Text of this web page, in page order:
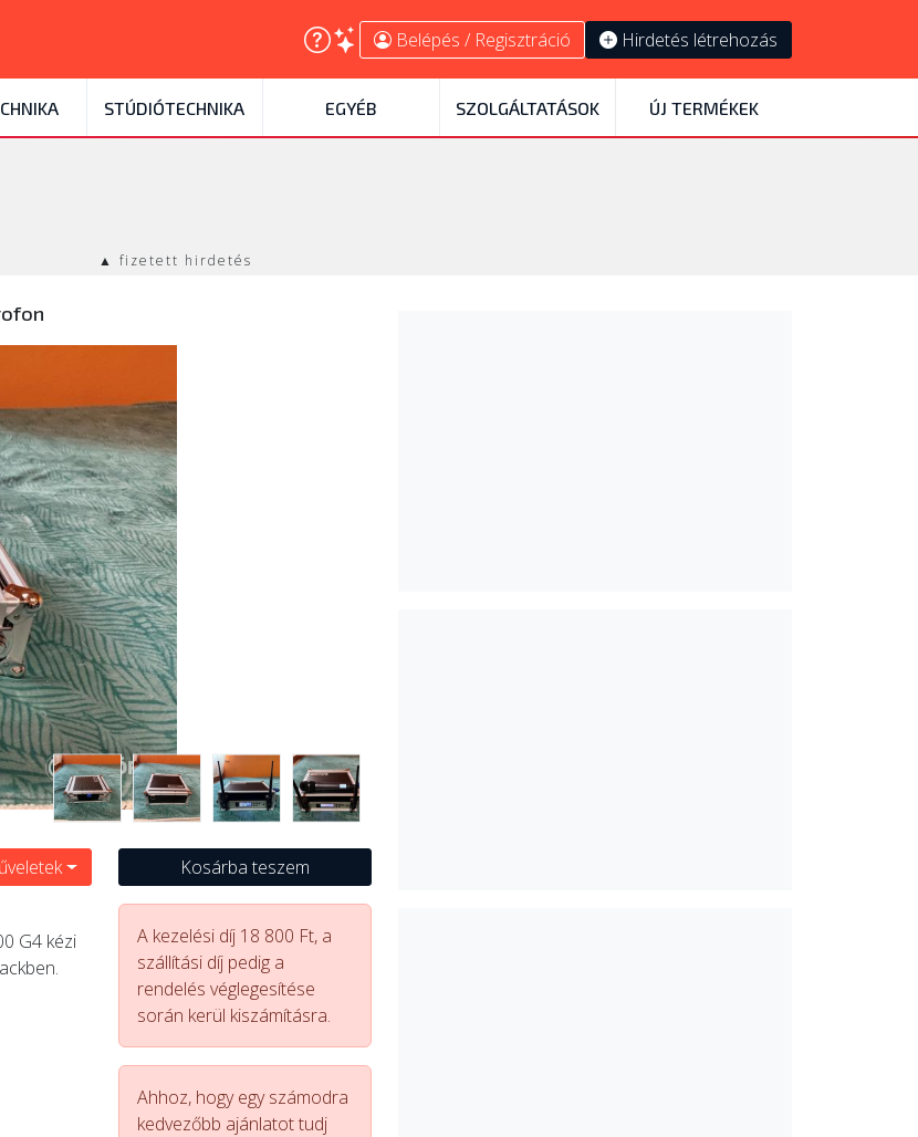
Belépés / Regisztráció Hirdetés létrehozás
STÚDIÓTECHNIKA EGYÉB SZOLGÁLTATÁSOK ÚJ TERMÉKEK
▲ fizetett hirdetés
G4 kézi
Kosárba teszem
A kezelési díj 18 800 Ft, a
szállítási díj pedig a
rendelés véglegesítése
során kerül kiszámításra.
Ahhoz, hogy egy számodra
kedvezőbb ajánlatot tudj